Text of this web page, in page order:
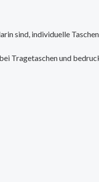
sind, individuelle
Tragetaschen und